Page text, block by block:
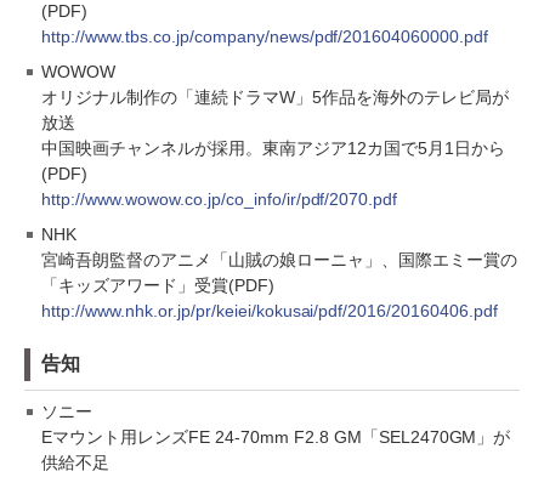
(PDF)
http://www.tbs.co.jp/company/news/pdf/201604060000.pdf
WOWOW
オリジナル制作の「連続ドラマW」5作品を海外のテレビ局が
放送
中国映画チャンネルが採用。東南アジア12カ国で5月1日から
(PDF)
http://www.wowow.co.jp/co_info/ir/pdf/2070.pdf
NHK
宮崎吾朗監督のアニメ「山賊の娘ローニャ」、国際エミー賞の
「キッズアワード」受賞(PDF)
http://www.nhk.or.jp/pr/keiei/kokusai/pdf/2016/20160406.pdf
告知
ソニー
Eマウント用レンズFE 24-70mm F2.8 GM「SEL2470GM」が
供給不足